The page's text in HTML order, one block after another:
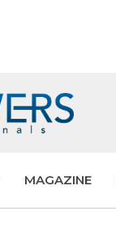
MAGAZINE